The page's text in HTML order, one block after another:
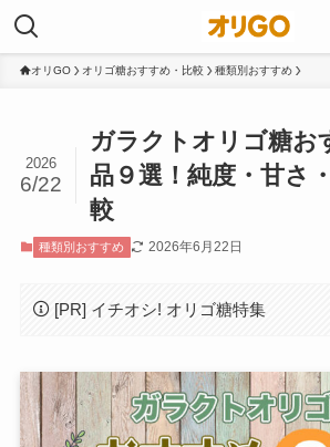
オリGO オリゴ糖おすすめ・比較 種類別おすすめ
ガラクトオリゴ糖お
品９選！純度・甘さ
較
2026
6/22
種類別おすすめ 2026年6月22日
[PR] イチオシ! オリゴ糖特集